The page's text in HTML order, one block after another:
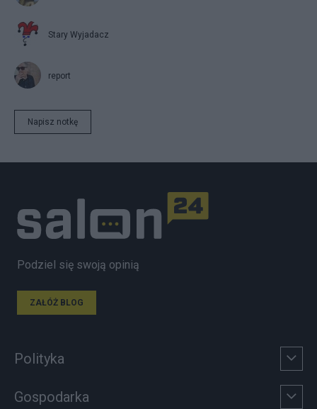
Stary Wyjadacz
report
Napisz notkę
Podziel się swoją opinią
ZAŁÓŻ BLOG
Polityka
Gospodarka